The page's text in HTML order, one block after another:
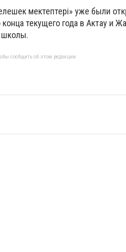
мектептері» уже были
текущего года в Актау и
школы.
сообщить об этом редакции